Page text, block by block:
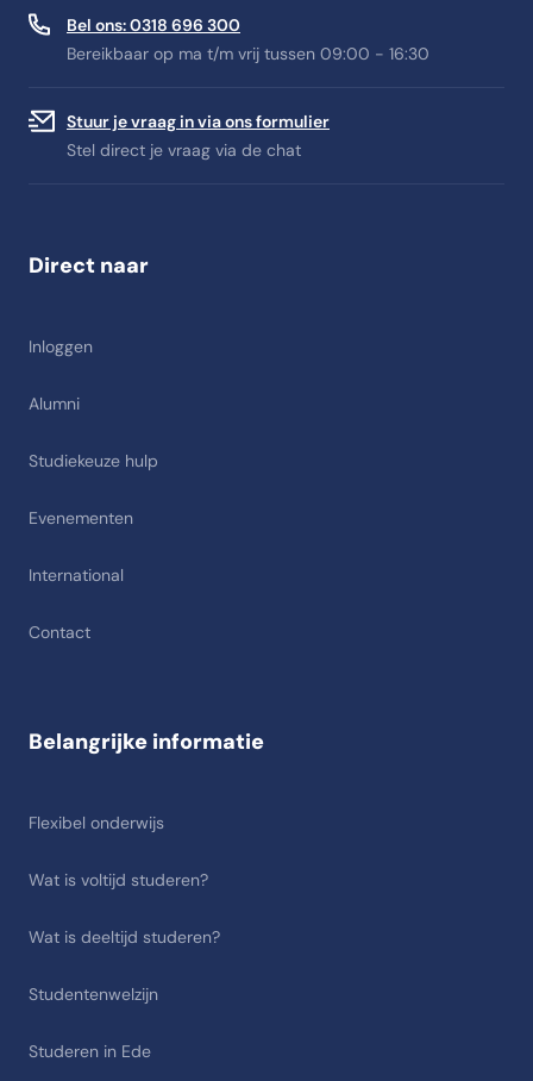
Bel ons: 0318 696 300
Bereikbaar op ma t/m vrij tussen 09:00 - 16:30
Stuur je vraag in via ons formulier
Stel direct je vraag via de chat
Direct naar
Inloggen
Alumni
Studiekeuze hulp
Evenementen
International
Contact
Belangrijke informatie
Flexibel onderwijs
Wat is voltijd studeren?
Wat is deeltijd studeren?
Studentenwelzijn
Studeren in Ede